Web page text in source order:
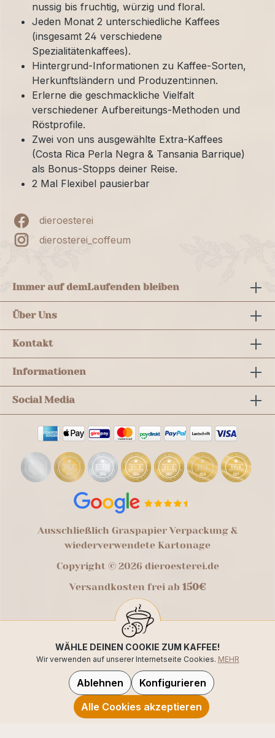
nussig bis fruchtig, würzig und floral.
Jeden Monat 2 unterschiedliche Kaffees
(insgesamt 24 verschiedene
Spezialitätenkaffees).
Hintergrund-Informationen zu Kaffee-Sorten,
Herkunftsländern und Produzent:innen.
Erlerne die geschmackliche Vielfalt
verschiedener Aufbereitungs-Methoden und
Röstprofile.
Zwei von uns ausgewählte Extra-Kaffees
(Costa Rica Perla Negra & Tansania Barrique)
als Bonus-Stopps deiner Reise.
2 Mal Flexibel pausierbar
dieroesterei
dierosterei_coffeum
Immer auf demLaufenden bleiben
Über Uns
Kontakt
Informationen
Social Media
Ausschließlich Graspapier Verpackung &
wiederverwendete Kartonage
Copyright © 2026 dieroesterei.de
Versandkosten frei ab 150€
WÄHLE DEINEN COOKIE ZUM KAFFEE!
Wir verwenden auf unserer Internetseite Cookies. MEHR
Ablehnen
Konfigurieren
Alle Cookies akzeptieren